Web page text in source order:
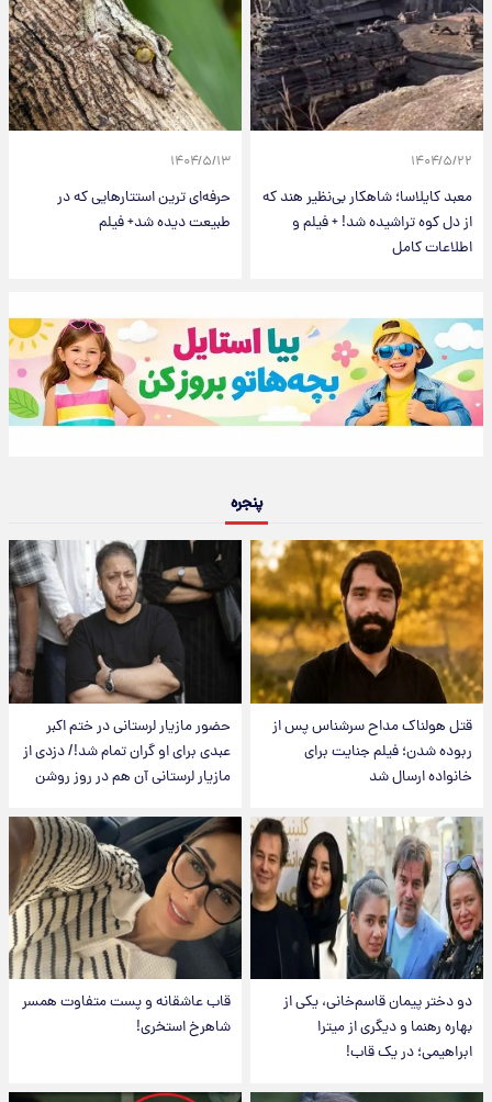
۱۴۰۴/۵/۲۲
معبد کایلاسا؛ شاهکار بی‌نظیر هند که
از دل کوه تراشیده شد! + فیلم و
اطلاعات کامل
۱۴۰۴/۵/۱۳
حرفه‌ای ترین استتارهایی که در
طبیعت دیده شد+ فیلم
پنجره
قتل هولناک مداح سرشناس پس از
ربوده شدن؛ فیلم جنایت برای
خانواده ارسال شد
حضور مازیار لرستانی در ختم اکبر
عبدی برای او گران تمام شد!/ دزدی از
مازیار لرستانی آن هم در روز روشن
دو دختر پیمان قاسم‌خانی، یکی از
بهاره رهنما و دیگری از میترا
ابراهیمی؛ در یک قاب!
قاب عاشقانه و پست متفاوت همسر
شاهرخ استخری!